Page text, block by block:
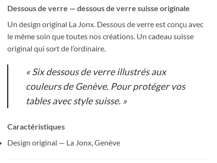
Dessous de verre — dessous de verre suisse originale
Un design original La Jonx. Dessous de verre est conçu avec
le même soin que toutes nos créations. Un cadeau suisse
original qui sort de l’ordinaire.
« Six dessous de verre illustrés aux
couleurs de Genève. Pour protéger vos
tables avec style suisse. »
Caractéristiques
Design original — La Jonx, Genève